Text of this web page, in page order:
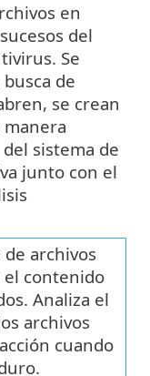
en
del
Se
de
se crean
sistema de
junto con el
archivos
el contenido
Analiza el
archivos
cuando